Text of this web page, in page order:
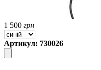
1 500 грн
Артикул: 730026